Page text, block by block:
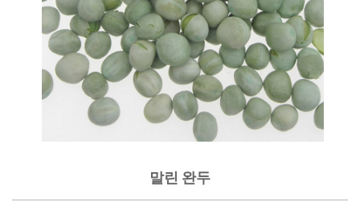
말린 완두